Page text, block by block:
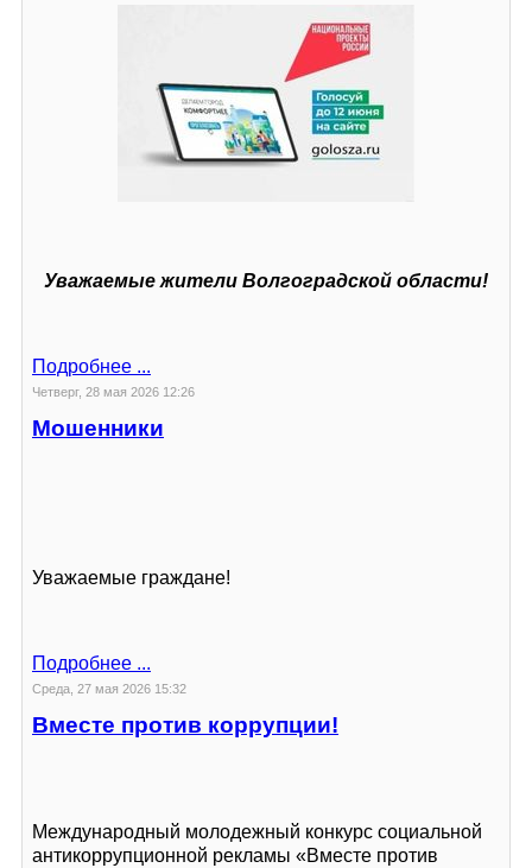
Уважаемые жители Волгоградской области!
Подробнее ...
Четверг, 28 мая 2026 12:26
Мошенники
Уважаемые граждане!
Подробнее ...
Среда, 27 мая 2026 15:32
Вместе против коррупции!
Международный молодежный конкурс социальной
антикоррупционной рекламы «Вместе против